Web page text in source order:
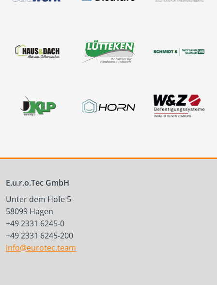
E.u.r.o.Tec GmbH
Unter dem Hofe 5
58099 Hagen
+49 2331 6245-0
+49 2331 6245-200
info@eurotec.team